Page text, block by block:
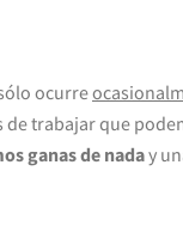
ocurre
trabajar que
ganas de naday